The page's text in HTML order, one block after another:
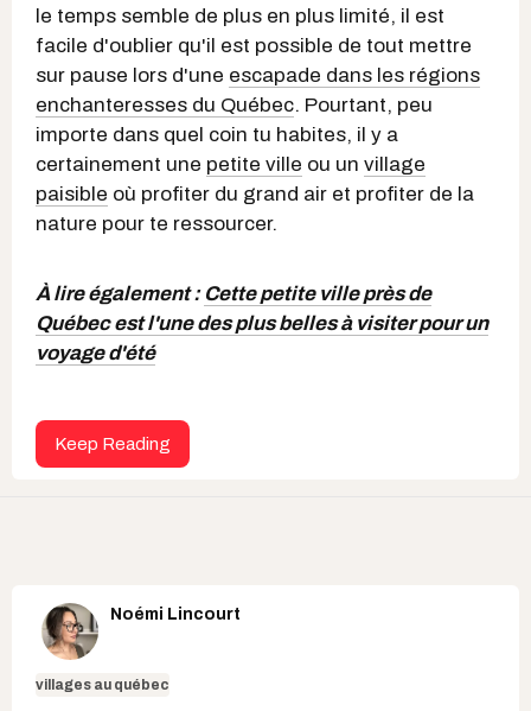
le temps semble de plus en plus limité, il est
facile d'oublier qu'il est possible de tout mettre
sur pause lors d'une escapade dans les régions
enchanteresses du Québec. Pourtant, peu
importe dans quel coin tu habites, il y a
certainement une petite ville ou un village
paisible où profiter du grand air et profiter de la
nature pour te ressourcer.
À lire également : Cette petite ville près de
Québec est l'une des plus belles à visiter pour un
voyage d'été
Keep Reading
Noémi Lincourt
villages au québec